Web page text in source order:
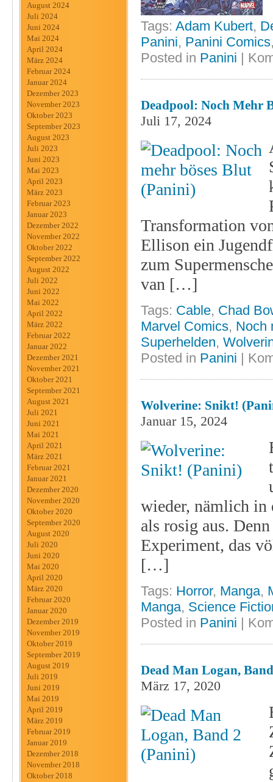
August 2024
Juli 2024
Juni 2024
Mai 2024
April 2024
März 2024
Februar 2024
Januar 2024
Dezember 2023
November 2023
Oktober 2023
September 2023
August 2023
Juli 2023
Juni 2023
Mai 2023
April 2023
März 2023
Februar 2023
Januar 2023
Dezember 2022
November 2022
Oktober 2022
September 2022
August 2022
Juli 2022
Juni 2022
Mai 2022
April 2022
März 2022
Februar 2022
Januar 2022
Dezember 2021
November 2021
Oktober 2021
September 2021
August 2021
Juli 2021
Juni 2021
Mai 2021
April 2021
März 2021
Februar 2021
Januar 2021
Dezember 2020
November 2020
Oktober 2020
September 2020
August 2020
Juli 2020
Juni 2020
Mai 2020
April 2020
März 2020
Februar 2020
Januar 2020
Dezember 2019
November 2019
Oktober 2019
September 2019
August 2019
Juli 2019
Juni 2019
Mai 2019
April 2019
März 2019
Februar 2019
Januar 2019
Dezember 2018
November 2018
Oktober 2018
Tags: Adam Kubert,
Panini, Panini Comics
Posted in Panini |
Deadpool: Noch Mehr
Juli 17, 2024
Transformation
Ellison ein
zum
van […]
Tags: Cable, Chad
Marvel Comics, Noch
Superhelden,
Posted in Panini |
Wolverine: Snikt!
Januar 15, 2024
wieder, nämlich in
als rosig aus.
Experiment, das
[…]
Tags: Horror, Manga,
Manga, Science
Posted in Panini |
Dead Man Logan,
März 17, 2020